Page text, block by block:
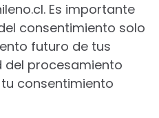
. Es importante
consentimiento solo
futuro de tus
del procesamiento
consentimiento